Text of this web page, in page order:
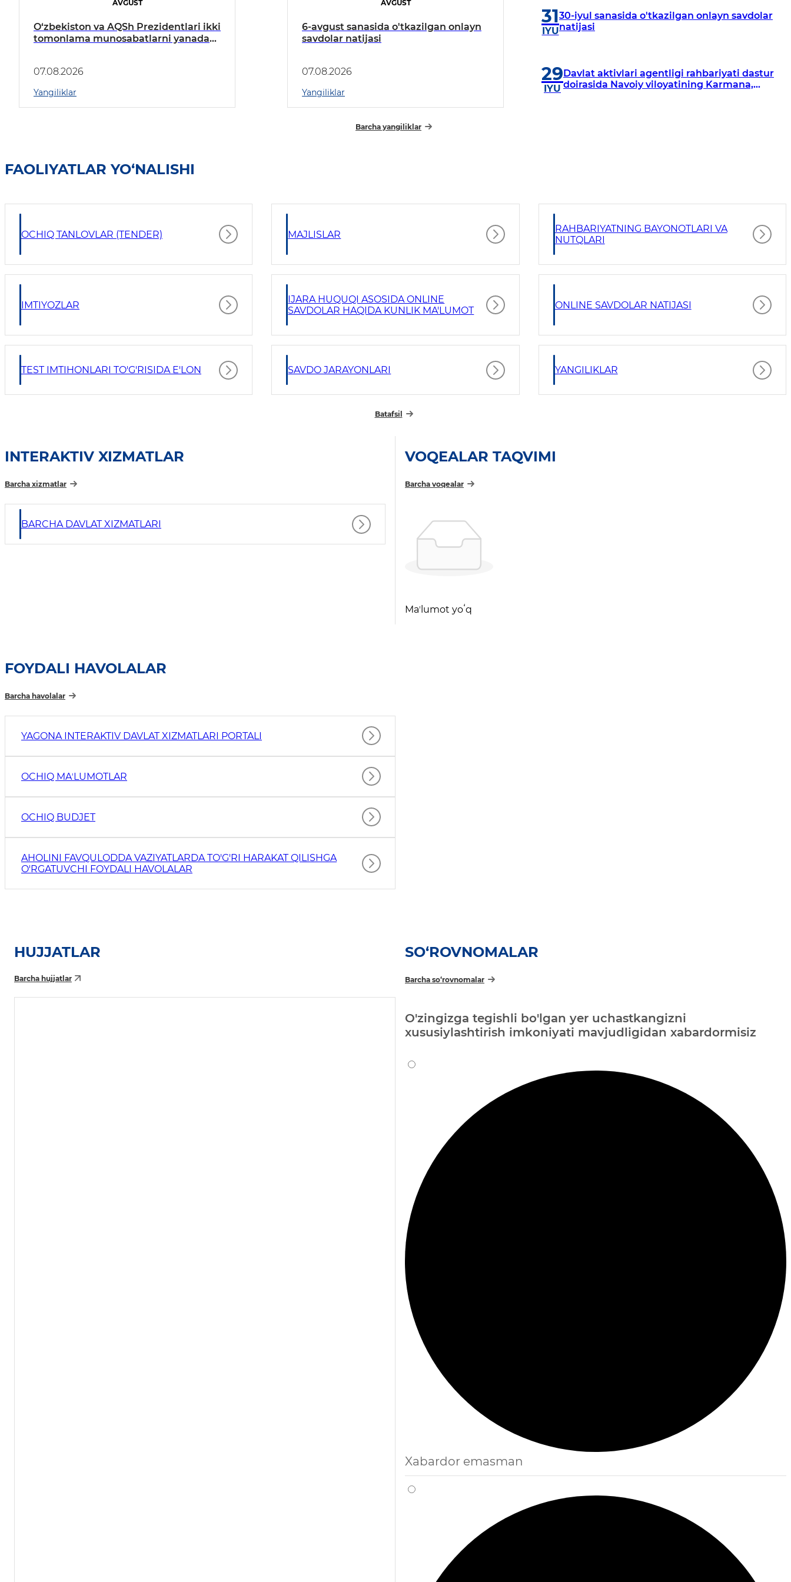
AVGUST
O‘zbekiston va AQSh Prezidentlari ikki
tomonlama munosabatlarni yanada
07.08.2026
Yangiliklar
AVGUST
6-avgust sanasida o'tkazilgan onlayn
savdolar natijasi
07.08.2026
Yangiliklar
31
IYU
30-iyul sanasida o'tkazilgan onlayn savdolar
natijasi
29
IYU
Davlat aktivlari agentligi rahbariyati dastur
doirasida Navoiy viloyatining Karmana,
Barcha yangiliklar
FAOLIYATLAR YO‘NALISHI
OCHIQ TANLOVLAR (TENDER) MAJLISLAR
RAHBARIYATNING BAYONOTLARI VA
NUTQLARI
IMTIYOZLAR
IJARA HUQUQI ASOSIDA ONLINE
SAVDOLAR HAQIDA KUNLIK MA'LUMOT
ONLINE SAVDOLAR NATIJASI
TEST IMTIHONLARI TO'G'RISIDA E'LON SAVDO JARAYONLARI YANGILIKLAR
Batafsil
INTERAKTIV XIZMATLAR
Barcha xizmatlar
BARCHA DAVLAT XIZMATLARI
VOQEALAR TAQVIMI
Barcha voqealar
Maʼlumot yoʻq
FOYDALI HAVOLALAR
Barcha havolalar
YAGONA INTERAKTIV DAVLAT XIZMATLARI PORTALI
OCHIQ MAʼLUMOTLAR
OCHIQ BUDJET
AHOLINI FAVQULODDA VAZIYATLARDA TO'G'RI HARAKAT QILISHGA
O'RGATUVCHI FOYDALI HAVOLALAR
HUJJATLAR
Barcha hujjatlar
SO‘ROVNOMALAR
Barcha so‘rovnomalar
O'zingizga tegishli bo'lgan yer uchastkangizni
xususiylashtirish imkoniyati mavjudligidan xabardormisiz
Xabardor emasman